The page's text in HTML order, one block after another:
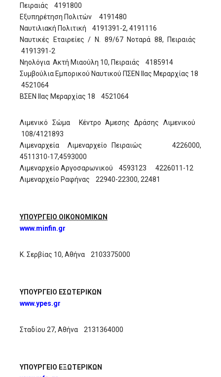
Πειραιάς 4191800
Εξυπηρέτηση Πολιτών 4191480
Ναυτιλιακή Πολιτική 4191391-2, 4191116
Ναυτικές Εταιρείες / Ν. 89/67 Νοταρά 88, Πειραιάς
4191391-2
Νηολόγια Ακτή Μιαούλη 10, Πειραιάς 4185914
Συμβούλια Εμπορικού Ναυτικού ΠΣΕΝ ΙΙας Μεραρχίας 18
4521064
ΒΣΕΝ ΙΙας Μεραρχίας 18 4521064
Λιμενικό Σώμα Κέντρο Άμεσης Δράσης Λιμενικού
108/4121893
Λιμεναρχεία Λιμεναρχείο Πειραιώς 4226000,
4511310-17,4593000
Λιμεναρχείο Αργοσαρωνικού 4593123 4226011-12
Λιμεναρχείο Ραφήνας 22940-22300, 22481
ΥΠΟΥΡΓΕΙΟ ΟΙΚΟΝΟΜΙΚΩΝ
www.minfin.gr
Κ. Σερβίας 10, Αθήνα 2103375000
ΥΠΟΥΡΓΕΙΟ ΕΣΩΤΕΡΙΚΩΝ
www.ypes.gr
Σταδίου 27, Αθήνα 2131364000
ΥΠΟΥΡΓΕΙΟ ΕΞΩΤΕΡΙΚΩΝ